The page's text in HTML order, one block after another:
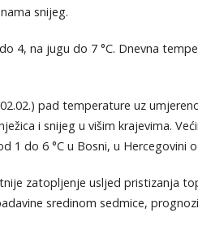
snijeg.
4, na jugu do 7 °C. Dnevna
pad temperature uz
i snijeg u višim krajevima.
1 do 6 °C u Bosni, u Hercegovini
zatopljenje usljed pristizanja
sredinom sedmice,